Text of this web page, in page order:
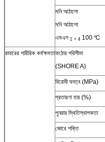
মনি আঠালো
মনি আঠালো
এমএল 1 + 4 100 ℃
রাবারের শারীরিক কর্মক্ষমতাকঠোর পরিসীমা
(SHORE A)
বিরোধী ঘনত্ব (MPa)
প্রতারণা হার (%)
পুনরায় স্থিতিস্থাপকতা
জোরে শক্তি